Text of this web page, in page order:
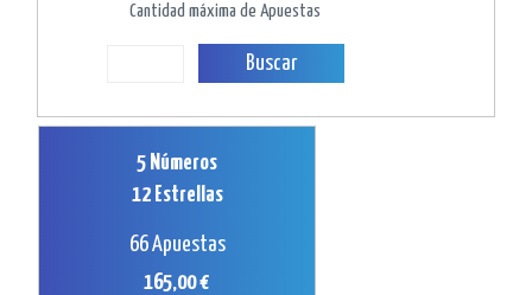
Cantidad máxima de Apuestas
Buscar
5 Números
12 Estrellas
66 Apuestas
165,00 €